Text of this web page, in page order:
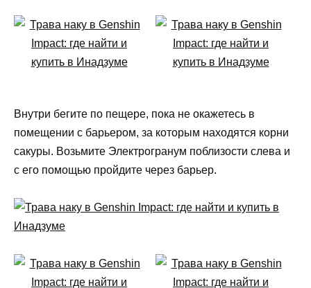
Внутри бегите по пещере, пока не окажетесь в
помещении с барьером, за которым находятся корни
сакуры. Возьмите Электрогранум поблизости слева и
с его помощью пройдите через барьер.